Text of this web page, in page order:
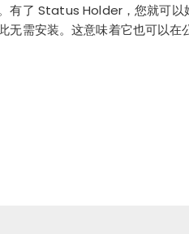
有了 Status Holder，您就可
无需安装。这意味着它也可以